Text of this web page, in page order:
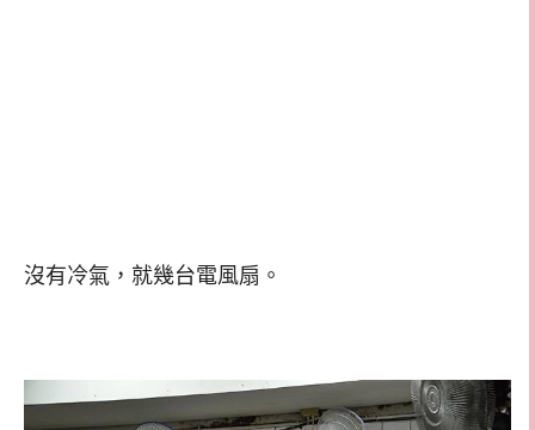
沒有冷氣，就幾台電風扇。